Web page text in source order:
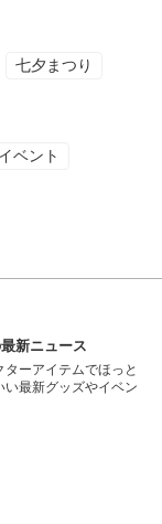
七夕まつり
ベント
新ニュース
ーアイテムでほっと
い最新グッズやイベン